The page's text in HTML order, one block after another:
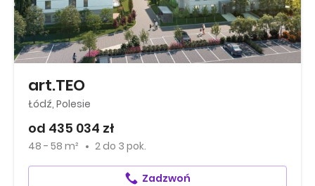
art.TEO
Łódź, Polesie
od 435 034 zł
48 - 58 m² 2 do 3 pok.
Zadzwoń